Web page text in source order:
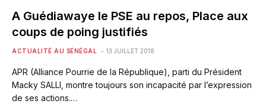
A Guédiawaye le PSE au repos, Place aux
coups de poing justifiés
ACTUALITÉ AU SÉNÉGAL 13 JUILLET 2018
APR (Alliance Pourrie de la République), parti du Président
Macky SALLl, montre toujours son incapacité par l’expression
de ses actions.…